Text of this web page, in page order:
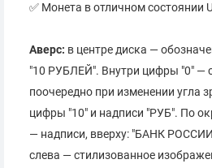
✅ Монета в отличном состоянии
Аверс: в центре диска —
"10 РУБЛЕЙ". Внутри цифры "0" —
поочередно при изменении угла
цифры "10" и надписи "РУБ". По
— надписи, вверху: "БАНК
слева — стилизованное